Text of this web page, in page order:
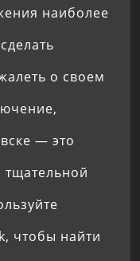
наиболее
о своем
— это
чтобы найти